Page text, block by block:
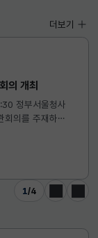
의 개최
정부서울청사
회의를 주재하였
1/4
이전 다음
더보기